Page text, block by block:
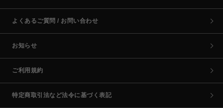
よくあるご質問 / お問い合わせ
お知らせ
ご利用規約
特定商取引法など法令に基づく表記